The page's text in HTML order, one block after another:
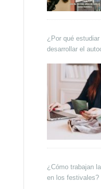
¿Por qué
desarrollar el
¿Cómo trabajan
en los festivales?